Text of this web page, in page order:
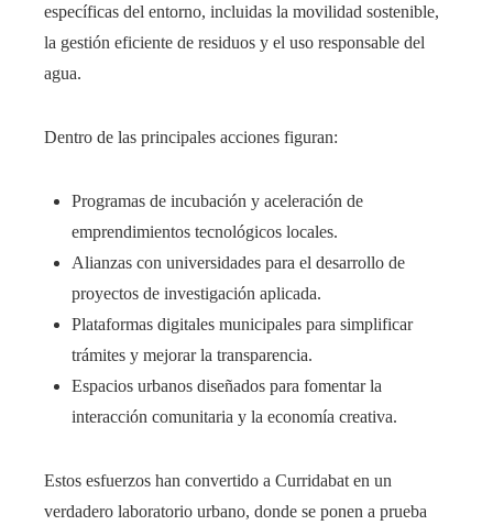
específicas del entorno, incluidas la movilidad sostenible,
la gestión eficiente de residuos y el uso responsable del
agua.
Dentro de las principales acciones figuran:
Programas de incubación y aceleración de
emprendimientos tecnológicos locales.
Alianzas con universidades para el desarrollo de
proyectos de investigación aplicada.
Plataformas digitales municipales para simplificar
trámites y mejorar la transparencia.
Espacios urbanos diseñados para fomentar la
interacción comunitaria y la economía creativa.
Estos esfuerzos han convertido a Curridabat en un
verdadero laboratorio urbano, donde se ponen a prueba